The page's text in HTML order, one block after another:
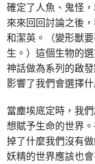
確定了人魚、鬼怪
來來回回討論之後
和潔英。（變形獸
生。）這個生物的
神話做為系列的啟
影響了我們會選擇什
當塵埃底定時，我
想賦予生命的世界
掉了什麼我們沒有
妖精的世界應該也